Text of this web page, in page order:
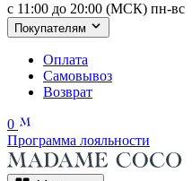
с 11:00 до 20:00 (МСК) пн-вс
Покупателям
Оплата
Самовывоз
Возврат
0
Программа лояльности